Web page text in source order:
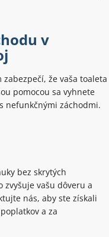
v
že vaša toaleta
pomocou sa vyhnete
nefunkčnými záchodmi.
bez skrytých
zvyšuje vašu dôveru a
nás, aby ste získali
a za